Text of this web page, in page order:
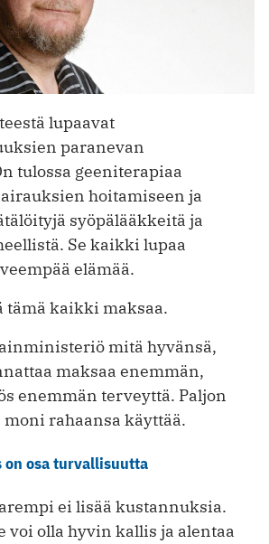
lupaavat
paranevan
tulossa geeniterapiaa
hoitamiseen ja
syöpälääk­keitä ja
Se kaikki lupaa
elämää.
tämä kaikki maksaa.
mitä hyvänsä,
maksaa enemmän,
enemmän terveyttä. Paljon
rahaansa käyttää.
on osa turvallisuutta
ei lisää kustannuksia.
voi olla hyvin kallis ja alentaa